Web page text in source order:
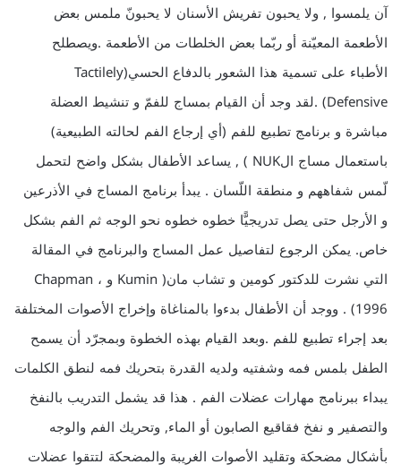
آن يلمسوا , ولا يحبون تفريش الأسنان لا يحبونّ ملمس بعض
الأطعمة المعيّنة أو ربّما بعض الخلطات من الأطعمة .ويصطلح
الأطباء على تسمية هذا الشعور بالدفاع الحسي(Tactilely
Defensive) .لقد وجد أن القيام بمساج للفمّ و تنشيط العضلة
مباشرة و برنامج تطبيع للفم (أي إرجاع الفم لحالته الطبيعية)
باستعمال مساج الNUK ) , يساعد الأطفال بشكل واضح لتحمل
لّمس شفاههم و منطقة اللّسان . يبدأ برنامج المساج في الأذرعين
و الأرجل حتى يصل تدريجيًّا خطوه خطوه نحو الوجه ثم الفم بشكل
خاص. يمكن الرجوع لتفاصيل عمل المساج والبرنامج في المقالة
التي نشرت للدكتور كومين و تشاب مان( Kumin و Chapman ،
1996) . ووجد أن الأطفال بدءوا بالمناغاة وإخراج الأصوات المختلفة
بعد إجراء تطبيع للفم .وبعد القيام بهذه الخطوة وبمجرّد أن يسمح
الطفل بلمس فمه وشفتيه ولديه القدرة بتحريك فمه لنطق الكلمات
يبداء ببرنامج مهارات عضلات الفم . هذا قد يشمل التدريب بالنفخ
والتصفير و نفخ فقاقيع الصابون أو الماء, وتحريك الفم والوجه
بأشكال مضحكة وتقليد الأصوات الغريبة والمضحكة لتتقوا عضلات